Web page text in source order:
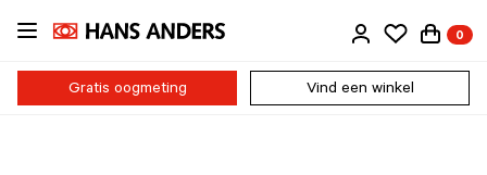
Ga
naar
inhoud
0
Gratis oogmeting Vind een winkel